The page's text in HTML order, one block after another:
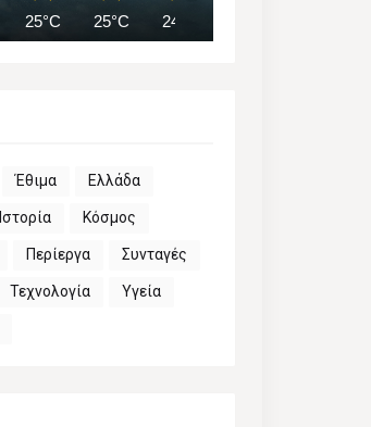
25°C 25°C 24°C
Έθιμα Ελλάδα
Ιστορία Κόσμος
Περίεργα Συνταγές
Τεχνολογία Υγεία